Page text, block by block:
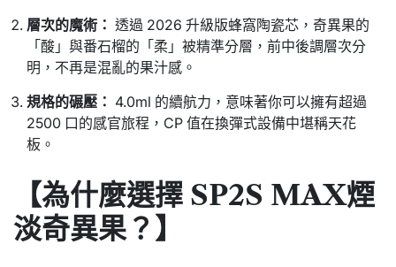
層次的魔術： 透過 2026 升級版蜂窩陶瓷芯，奇異果的
「酸」與番石榴的「柔」被精準分層，前中後調層次分
明，不再是混亂的果汁感。
規格的碾壓： 4.0ml 的續航力，意味著你可以擁有超過
2500 口的感官旅程，CP 值在換彈式設備中堪稱天花
板。
【為什麼選擇 SP2S MAX煙
淡奇異果？】